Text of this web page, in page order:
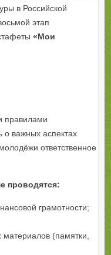
в Российской
этап
«Мои
правилами
о важных аспектах
ответственное
проводятся:
грамотности;
(памятки,